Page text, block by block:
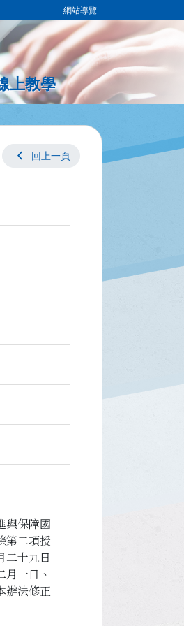
上教學
網站導覽
chevron_left 回上一頁
與保障國
第二項授
二十九日
一日、
辦法修正